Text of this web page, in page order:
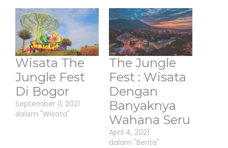
Wisata The
Jungle Fest
Di Bogor
September 11, 2021
dalam "Wisata"
The Jungle
Fest : Wisata
Dengan
Banyaknya
Wahana Seru
April 4, 2021
dalam "Berita"